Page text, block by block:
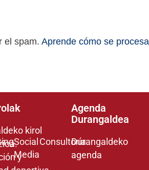
el spam. Aprende cómo se
Social
Media
Consultoría
kirol
y
Agenda
Durangaldea
Durangaldeko
agenda